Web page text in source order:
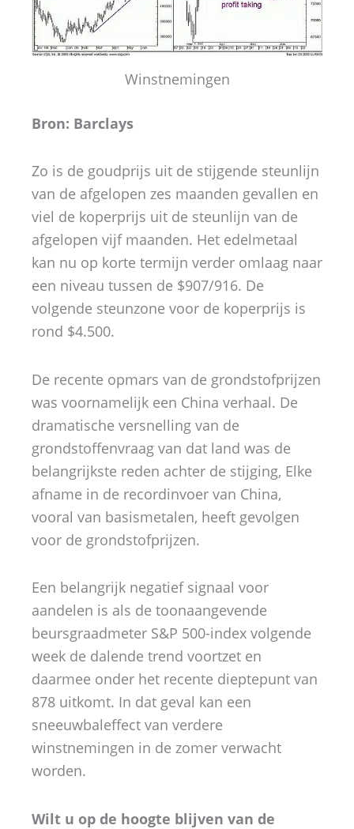
Winstnemingen
Bron: Barclays
Zo is de goudprijs uit de stijgende steunlijn
van de afgelopen zes maanden gevallen en
viel de koperprijs uit de steunlijn van de
afgelopen vijf maanden. Het edelmetaal
kan nu op korte termijn verder omlaag naar
een niveau tussen de $907/916. De
volgende steunzone voor de koperprijs is
rond $4.500.
De recente opmars van de grondstofprijzen
was voornamelijk een China verhaal. De
dramatische versnelling van de
grondstoffenvraag van dat land was de
belangrijkste reden achter de stijging, Elke
afname in de recordinvoer van China,
vooral van basismetalen, heeft gevolgen
voor de grondstofprijzen.
Een belangrijk negatief signaal voor
aandelen is als de toonaangevende
beursgraadmeter S&P 500-index volgende
week de dalende trend voortzet en
daarmee onder het recente dieptepunt van
878 uitkomt. In dat geval kan een
sneeuwbaleffect van verdere
winstnemingen in de zomer verwacht
worden.
Wilt u op de hoogte blijven van de